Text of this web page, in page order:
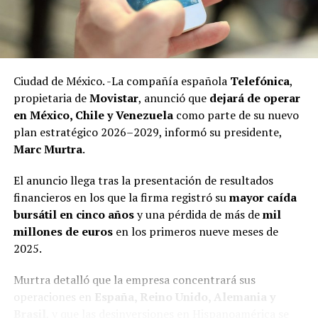
Las investigaciones encontraron que, al igual que otros
líderes sindicales en México, la gestión de Arturo Zayún
está marcada por decisiones financieras con
mecanismos poco transparentes y que le han permitido
adquirir propiedades inmuebles, realizar negocios con
tener.
Además de su función sindical, Zayún González aparece
vinculado con negocios paralelos y familiares.
reportaje anterior (https://xpectrofm.com/se-empena-
lider-del-sindicato-del-nmp-en-realizar-operaciones-
Ciudad de México. -La compañía española Telefónica,
propietaria deMovistar, anunció que dejará de operar
en México, Chile y Venezuelacomo parte de su nuevo
plan estratégico 2026–2029, informó su presidente,
Marc Murtra.
El anuncio llega tras la presentación de resultados
financieros en los que la firma registró sumayor caída
bursátil en cinco añosy una pérdida de más demil
millones de eurosen los primeros nueve meses de
2025.
Murtra detalló que la empresa concentrará sus
operaciones en España, Reino Unido, Alemania y